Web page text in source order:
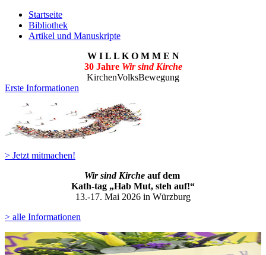
Startseite
Bibliothek
Artikel und Manuskripte
W I L L K O M M E N
30 Jahre Wir sind Kirche
KirchenVolksBewegung
Erste Informationen
> Jetzt mitmachen!
Wir sind Kirche auf dem
Kath-tag „Hab Mut, steh auf!“
13.-17. Mai 2026 in Würzburg
> alle Informationen